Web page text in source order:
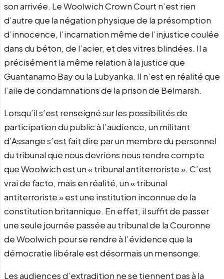
son arrivée. Le Woolwich Crown Court n’est rien
d’autre que la négation physique de la présomption
d’innocence, l’incarnation même de l’injustice coulée
dans du béton, de l’acier, et des vitres blindées. Il a
précisément la même relation à la justice que
Guantanamo Bay ou la Lubyanka. Il n’est en réalité que
l’aile de condamnations de la prison de Belmarsh.
Lorsqu’il s’est renseigné sur les possibilités de
participation du public à l’audience, un militant
d’Assange s’est fait dire par un membre du personnel
du tribunal que nous devrions nous rendre compte
que Woolwich est un « tribunal antiterroriste ». C’est
vrai de facto, mais en réalité, un « tribunal
antiterroriste » est une institution inconnue de la
constitution britannique. En effet, il suffit de passer
une seule journée passée au tribunal de la Couronne
de Woolwich pour se rendre à l’évidence que la
démocratie libérale est désormais un mensonge.
Les audiences d’extradition ne se tiennent pas à la